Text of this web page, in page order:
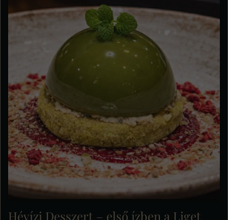
Hévízi Desszert – első ízben a Liget